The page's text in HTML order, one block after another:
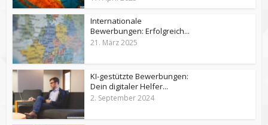
Internationale
Bewerbungen: Erfolgreich...
21. März 2025
KI-gestützte Bewerbungen:
Dein digitaler Helfer...
2. September 2024